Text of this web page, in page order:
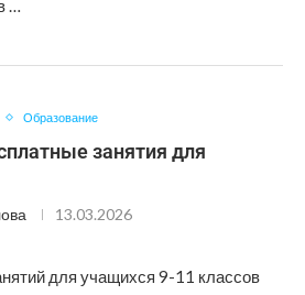
…
Образование
занятия для
13.03.2026
для учащихся 9-11 классов